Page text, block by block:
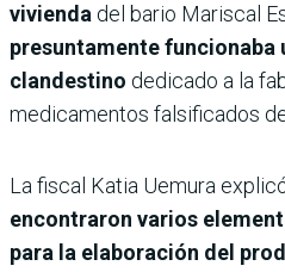
vivienda del bario Mariscal
presuntamente funcionaba
clandestino dedicado a la
medicamentos falsificados
La fiscal Katia Uemura
encontraron varios
para la elaboración del